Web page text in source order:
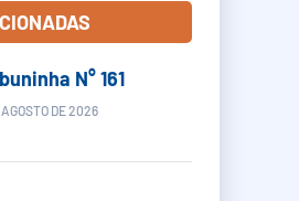
N° 161
AGOSTO DE 2026